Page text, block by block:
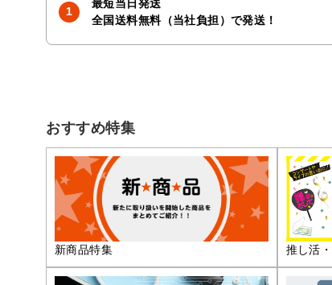
最短当日発送
全国送料無料（当社負担）で発送！
おすすめ特集
新商品特集 推し活